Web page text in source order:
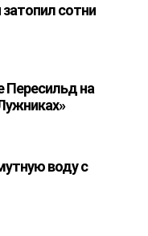
сотни
Пересильд на
воду с